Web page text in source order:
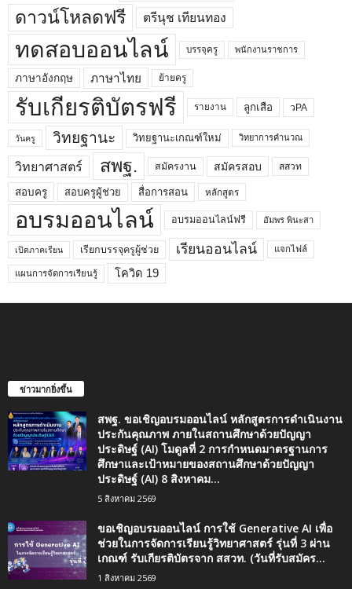
ดาวน์โหลดฟรี ตรีนุช เทียนทอง
ทดสอบออนไลน์ บรรจุครู พนักงานราชการ
ภาษาอังกฤษ ภาษาไทย ย้ายครู
รับเกียรติบัตรฟรี รายงาน ลูกเสือ วPA
วันครู วิทยฐานะ วิทยฐานะเกณฑ์ใหม่ วิทยาการคำนวณ
วิทยาศาสตร์ สพฐ. สมัครงาน สมัครสอบ สสวท
สอบครู สอบครูผู้ช่วย สื่อการสอน หลักสูตร
อบรมออนไลน์ อบรมออนไลน์ฟรี อัมพร พินะสา
เปิดภาคเรียน เรียกบรรจุครูผู้ช่วย เรียนออนไลน์ แจกไฟล์
แผนการจัดการเรียนรู้ โควิด 19
ข่าวมากยิ่งขึ้น
สพฐ. ขอเชิญอบรมออนไลน์ หลักสูตรการดำเนินงาน
ประกันคุณภาพ ภายในสถานศึกษาด้วยปัญญา
ประดิษฐ์ (AI) โมดูลที่ 2 การกำหนดมาตรฐานการ
ศึกษาและเป้าหมายของสถานศึกษาด้วยปัญญา
ประดิษฐ์ (AI) 8 สิงหาคม...
5 สิงหาคม 2569
ขอเชิญอบรมออนไลน์ การใช้ Generative AI เพื่อ
ช่วยในการจัดการเรียนรู้วิทยาศาสตร์ รุ่นที่ 3 ผ่าน
เกณฑ์ รับเกียรติบัตรจาก สสวท. (วันที่รับสมัคร...
1 สิงหาคม 2569